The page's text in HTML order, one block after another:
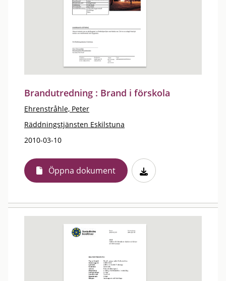
Brandutredning : Brand i förskola
Ehrenstråhle, Peter
Räddningstjänsten Eskilstuna
2010-03-10
Öppna dokument